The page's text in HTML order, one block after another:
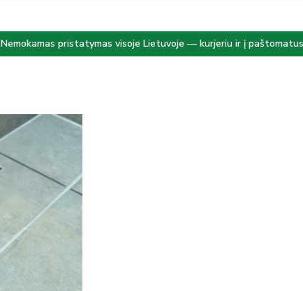
Nemokamas pristatymas visoje Lietuvoje — kurjeriu ir į paštomatus